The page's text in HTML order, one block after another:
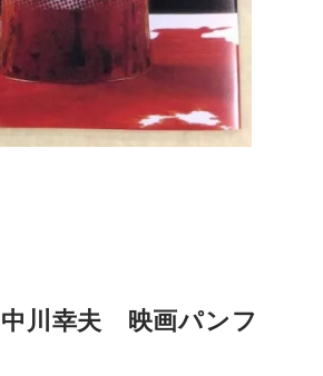
川幸夫 映画パンフ